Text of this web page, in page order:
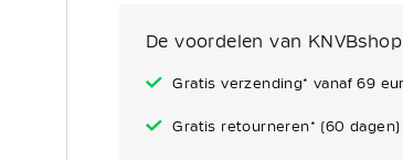
De voordelen van
Gratis verzending* vanaf 69
Gratis retourneren* (60 dagen)